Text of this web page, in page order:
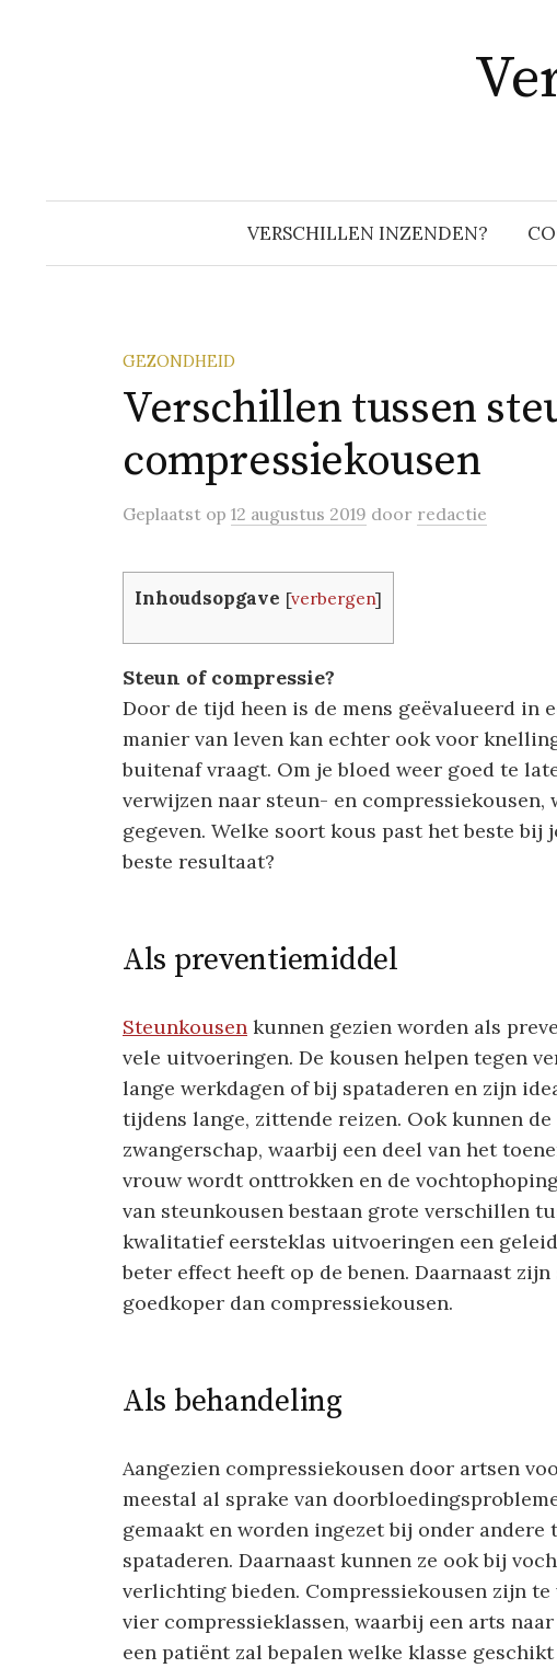
VERSCHILLEN INZENDEN?
GEZONDHEID
Verschillen tussen
compressiekousen
Geplaatst op 12 augustus 2019 door redactie
Inhoudsopgave [verbergen]
Steun of compressie?
Door de tijd heen is de mens geëvalueerd in
manier van leven kan echter ook voor
buitenaf vraagt. Om je bloed weer goed te
verwijzen naar steun- en
gegeven. Welke soort kous past het beste
beste resultaat?
Als preventiemiddel
Steunkousen kunnen gezien worden als
vele uitvoeringen. De kousen helpen tegen
lange werkdagen of bij spataderen en zijn
tijdens lange, zittende reizen. Ook kunnen
zwangerschap, waarbij een deel van het
vrouw wordt onttrokken en de
van steunkousen bestaan grote verschillen
kwalitatief eersteklas uitvoeringen een
beter effect heeft op de benen. Daarnaast
goedkoper dan compressiekousen.
Als behandeling
Aangezien compressiekousen door artsen
meestal al sprake van
gemaakt en worden ingezet bij onder andere
spataderen. Daarnaast kunnen ze ook bij
verlichting bieden. Compressiekousen zijn
vier compressieklassen, waarbij een arts
een patiënt zal bepalen welke klasse